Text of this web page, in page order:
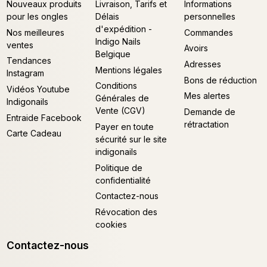
Nouveaux produits
pour les ongles
Nos meilleures
ventes
Tendances
Instagram
Vidéos Youtube
Indigonails
Entraide Facebook
Carte Cadeau
Livraison, Tarifs et
Délais
d'expédition -
Indigo Nails
Belgique
Mentions légales
Conditions
Générales de
Vente (CGV)
Payer en toute
sécurité sur le site
indigonails
Politique de
confidentialité
Contactez-nous
Révocation des
cookies
Informations
personnelles
Commandes
Avoirs
Adresses
Bons de réduction
Mes alertes
Demande de
rétractation
Contactez-nous